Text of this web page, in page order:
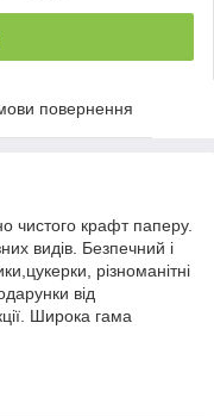
повернення
чистого крафт паперу.
видів. Безпечний і
різноманітні
від
Широка гама